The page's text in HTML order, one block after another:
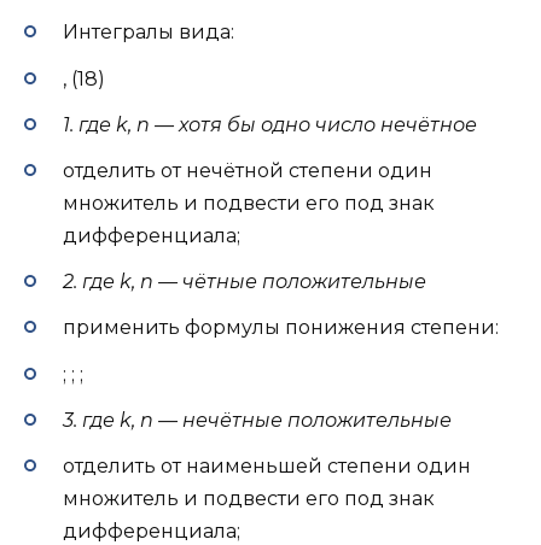
Интегралы вида:
, (18)
1. где k, n — хотя бы одно число нечётное
отделить от нечётной степени один
множитель и подвести его под знак
дифференциала;
2. где k, n — чётные положительные
применить формулы понижения степени:
; ; ;
3. где k, n — нечётные положительные
отделить от наименьшей степени один
множитель и подвести его под знак
дифференциала;